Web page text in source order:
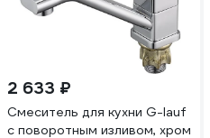
2 633 ₽
Смеситель для кухни G-lauf
с поворотным изливом, хром